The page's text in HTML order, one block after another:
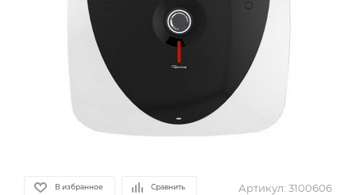
В избранное Сравнить Артикул: 3100606